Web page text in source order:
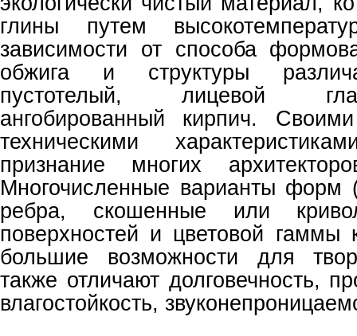
глины путем
зависимости от способа
обжига и структуры
пустотелый, лицевой
ангобированный кирпич.
техническими
признание многих
Многочисленные варианты форм
ребра, скошенные или
поверхностей и цветовой гаммы
большие возможности для
также отличают долговечность,
влагостойкость,